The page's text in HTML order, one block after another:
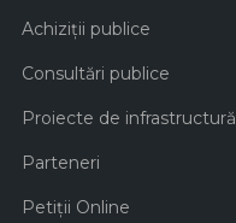
Achiziţii publice
Consultări publice
Proiecte de infrastructură
Parteneri
Petiții Online